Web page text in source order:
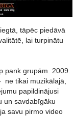
tāpēc piedāvā
lai turpinātu
pank grupām. 2009.
tikai muzikālajā,
papildinājusi
un savdabīgāku
savu pirmo video